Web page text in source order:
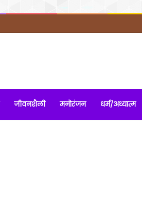
जीवनशैली मनोरंजन धर्म/अध्यात्म